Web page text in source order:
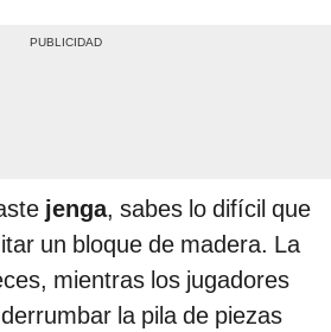
jenga, sabes lo difícil que
un bloque de madera. La
mientras los jugadores
la pila de piezas